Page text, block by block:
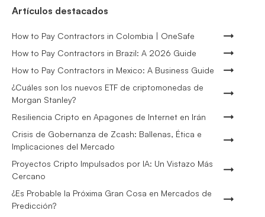
Artículos destacados
How to Pay Contractors in Colombia | OneSafe
How to Pay Contractors in Brazil: A 2026 Guide
How to Pay Contractors in Mexico: A Business Guide
¿Cuáles son los nuevos ETF de criptomonedas de
Morgan Stanley?
Resiliencia Cripto en Apagones de Internet en Irán
Crisis de Gobernanza de Zcash: Ballenas, Ética e
Implicaciones del Mercado
Proyectos Cripto Impulsados por IA: Un Vistazo Más
Cercano
¿Es Probable la Próxima Gran Cosa en Mercados de
Predicción?